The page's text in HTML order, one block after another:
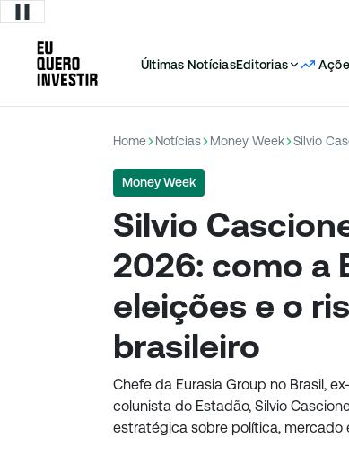
Últimas NotíciasEditorias
Home Notícias Money Week
Money Week
Silvio
2026: como a
eleições e o
brasileiro
Chefe da Eurasia Group no Brasil,
colunista do Estadão, Silvio
estratégica sobre política, mercado